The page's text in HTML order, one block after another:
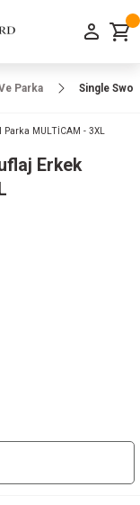
Parka Single
Erkek